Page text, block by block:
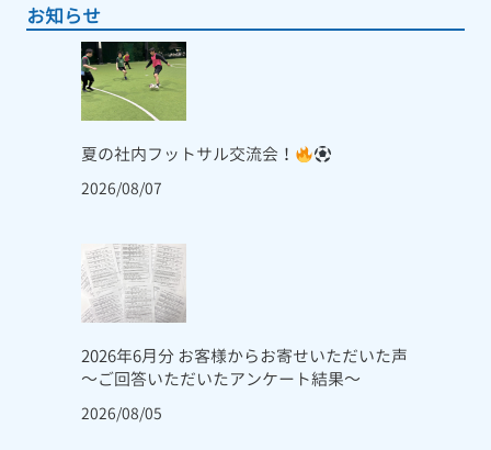
お知らせ
夏の社内フットサル交流会！
2026/08/07
2026年6月分 お客様からお寄せいただいた声
～ご回答いただいたアンケート結果～
2026/08/05